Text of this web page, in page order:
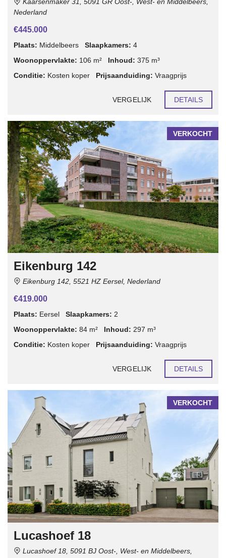
Nederland
€445.000
Plaats: Middelbeers Slaapkamers: 4
Woonoppervlakte: 106 m² Inhoud: 375 m³
Conditie: Kosten koper Prijsaanduiding: Vraagprijs
VERGELIJK DETAILS
VERKOCHT
Eikenburg 142
Eikenburg 142, 5521 HZ Eersel, Nederland
€419.000
Plaats: Eersel Slaapkamers: 2
Woonoppervlakte: 84 m² Inhoud: 297 m³
Conditie: Kosten koper Prijsaanduiding: Vraagprijs
VERGELIJK DETAILS
VERKOCHT
Lucashoef 18
Lucashoef 18, 5091 BJ Oost-, West- en Middelbeers,